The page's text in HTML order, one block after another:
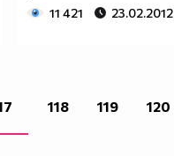
11 421 23.02.2012
118 119 120